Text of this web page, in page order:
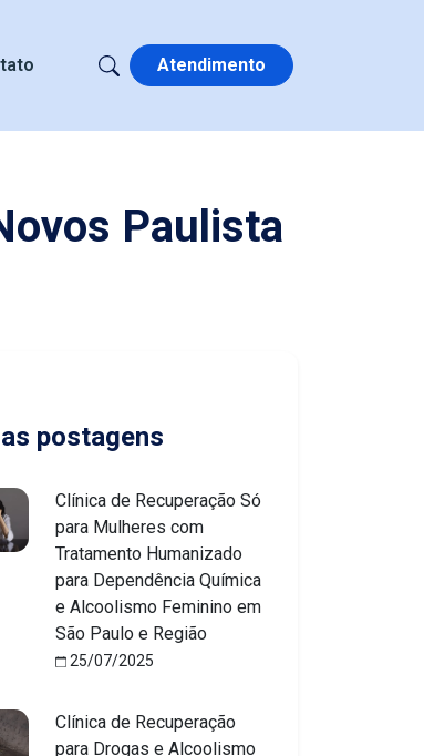
Atendimento
Paulista
postagens
Clínica de Recuperação Só
para Mulheres com
Tratamento Humanizado
para Dependência Química
e Alcoolismo Feminino em
São Paulo e Região
25/07/2025
Clínica de Recuperação
para Drogas e Alcoolismo